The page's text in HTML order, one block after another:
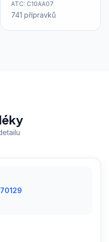
ATC: C10AA07
741 přípravků